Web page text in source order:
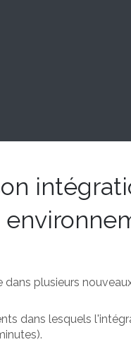
dans plusieurs
dans lesquels